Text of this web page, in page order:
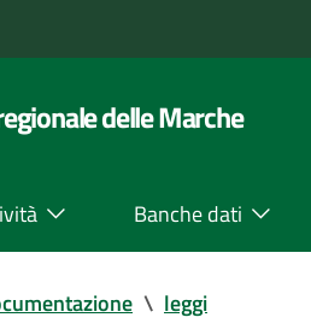
delle Marche
Banche dati
\ leggi